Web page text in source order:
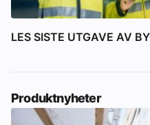
LES SISTE UTGAVE AV
Produktnyheter